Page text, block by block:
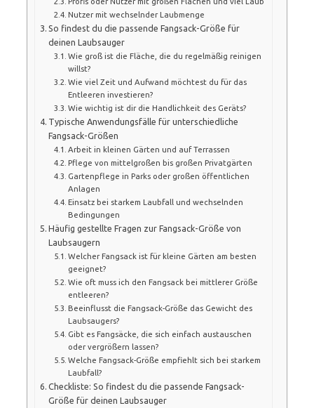
Nutzer mit wechselnder Laubmenge
So findest du die passende Fangsack-Größe für
deinen Laubsauger
Wie groß ist die Fläche, die du regelmäßig reinigen
willst?
Wie viel Zeit und Aufwand möchtest du für das
Entleeren investieren?
Wie wichtig ist dir die Handlichkeit des Geräts?
Typische Anwendungsfälle für unterschiedliche
Fangsack-Größen
Arbeit in kleinen Gärten und auf Terrassen
Pflege von mittelgroßen bis großen Privatgärten
Gartenpflege in Parks oder großen öffentlichen
Anlagen
Einsatz bei starkem Laubfall und wechselnden
Bedingungen
Häufig gestellte Fragen zur Fangsack-Größe von
Laubsaugern
Welcher Fangsack ist für kleine Gärten am besten
geeignet?
Wie oft muss ich den Fangsack bei mittlerer Größe
entleeren?
Beeinflusst die Fangsack-Größe das Gewicht des
Laubsaugers?
Gibt es Fangsäcke, die sich einfach austauschen
oder vergrößern lassen?
Welche Fangsack-Größe empfiehlt sich bei starkem
Laubfall?
Checkliste: So findest du die passende Fangsack-
Größe für deinen Laubsauger